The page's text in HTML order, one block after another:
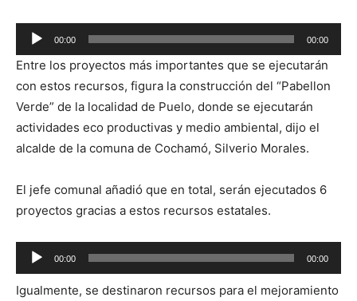
Reproductor
de
audio
00:00 00:00
Entre los proyectos más importantes que se ejecutarán
con estos recursos, figura la construcción del “Pabellon
Verde” de la localidad de Puelo, donde se ejecutarán
actividades eco productivas y medio ambiental, dijo el
alcalde de la comuna de Cochamó, Silverio Morales.
El jefe comunal añadió que en total, serán ejecutados 6
proyectos gracias a estos recursos estatales.
Reproductor
de
audio
00:00 00:00
Igualmente, se destinaron recursos para el mejoramiento